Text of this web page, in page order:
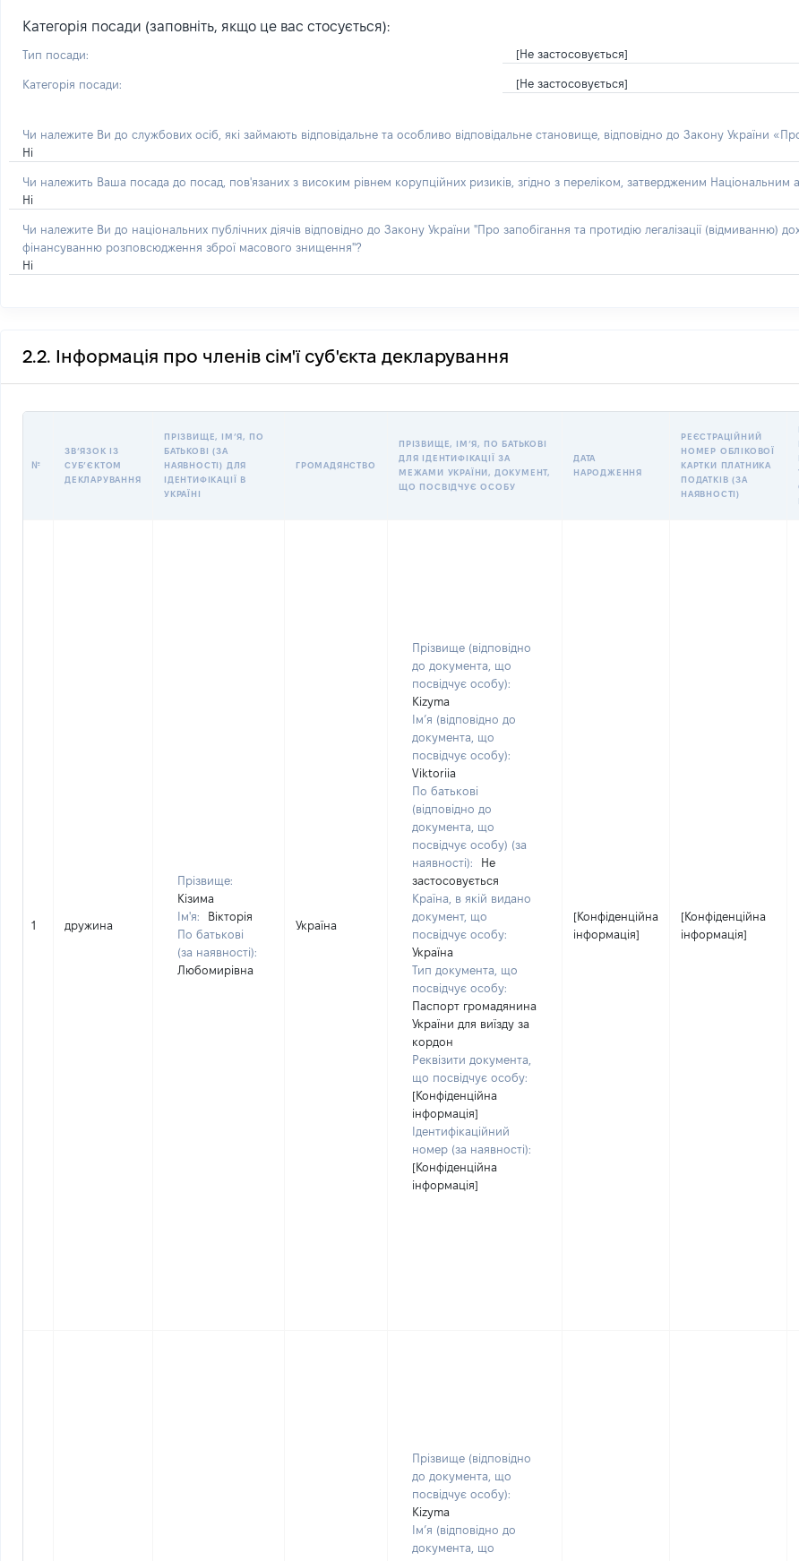
Категорія посади (заповніть, якщо це вас стосується):
Тип посади: [Не застосовується]
Категорія посади: [Не застосовується]
Чи належите Ви до службових осіб, які займають відповідальне та особливо відповідальне становище, відповідно до Закону України
Ні
Чи належить Ваша посада до посад, пов'язаних з високим рівнем корупційних ризиків, згідно з переліком, затвердженим Національним
Ні
Чи належите Ви до національних публічних діячів відповідно до Закону України "Про запобігання та протидію легалізації
фінансуванню розповсюдження зброї масового знищення"?
Ні
2.2. Інформація про членів сім'ї суб'єкта декларування
№
ЗВʼЯЗОК ІЗ
СУБʼЄКТОМ
ДЕКЛАРУВАННЯ
ПРІЗВИЩЕ, ІМʼЯ, ПО
БАТЬКОВІ (ЗА
НАЯВНОСТІ) ДЛЯ
ІДЕНТИФІКАЦІЇ В
УКРАЇНІ
ГРОМАДЯНСТВО
ПРІЗВИЩЕ, ІМʼЯ, ПО БАТЬКОВІ
ДЛЯ ІДЕНТИФІКАЦІЇ ЗА
МЕЖАМИ УКРАЇНИ, ДОКУМЕНТ,
ЩО ПОСВІДЧУЄ ОСОБУ
ДАТА
НАРОДЖЕННЯ
РЕЄСТРАЦІЙНИЙ
НОМЕР ОБЛІКОВОЇ
КАРТКИ ПЛАТНИКА
ПОДАТКІВ (ЗА
НАЯВНОСТІ)
1 дружина
Прізвище:
Кізима
Ім'я:
Вікторія
По батькові
(за наявності):
Любомирівна
Україна
Прізвище (відповідно
до документа, що
посвідчує особу):
Kizyma
Ім’я (відповідно до
документа, що
посвідчує особу):
Viktoriia
По батькові
(відповідно до
документа, що
посвідчує особу) (за
наявності):
Не
застосовується
Країна, в якій видано
документ, що
посвідчує особу:
Україна
Тип документа, що
посвідчує особу:
Паспорт громадянина
України для виїзду за
кордон
Реквізити документа,
що посвідчує особу:
[Конфіденційна
інформація]
Ідентифікаційний
номер (за наявності):
[Конфіденційна
інформація]
[Конфіденційна
інформація]
[Конфіденційна
інформація]
Прізвище (відповідно
до документа, що
посвідчує особу):
Kizyma
Ім’я (відповідно до
документа, що